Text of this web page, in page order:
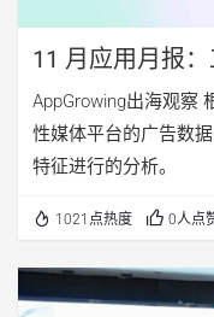
11 月应用月报：
50%，《
AppGrowing出海观察
性媒体平台的广告数
特征进行的分析。
1021点热度 0人点